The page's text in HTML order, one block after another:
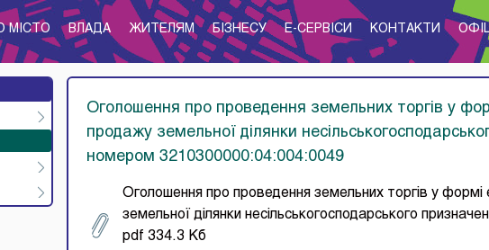
МІСТО ВЛАДА ЖИТЕЛЯМ БІЗНЕСУ E-CЕРВІСИ КОНТАКТИ
Оголошення про проведення земельних торгів у
продажу земельної ділянки
номером 3210300000:04:004:0049
Оголошення про проведення земельних торгів у формі
земельної ділянки несільськогосподарського
pdf 334.3 Кб